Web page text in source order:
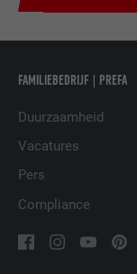
FAMILIEBEDRIJF | PREFA
Duurzaamheid
Vacatures
Pers
Compliance
DOEL
NAAM
AANBIEDER